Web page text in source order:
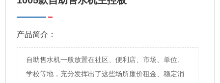
产品简介：
自助售水机一般放置在社区、便利店、市场、单位、
学校等地，充分发挥出了这些场所廉价租金、稳定消